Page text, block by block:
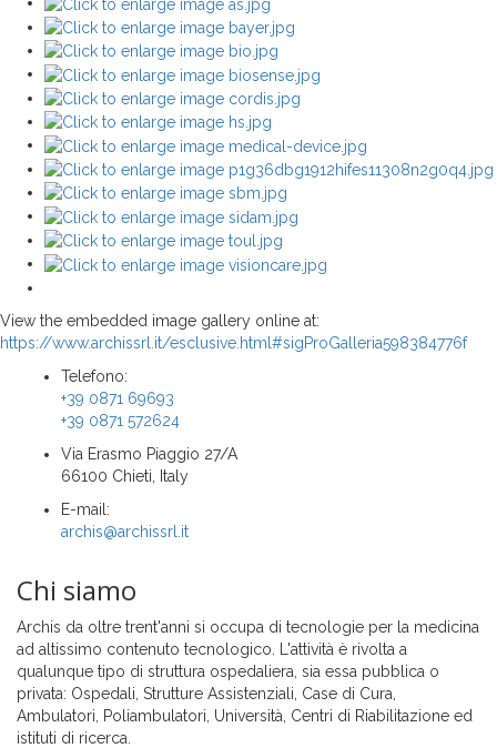
View the embedded image gallery online at:
https://www.archissrl.it/esclusive.html#sigProGalleria598384776f
Telefono:
+39 0871 69693
+39 0871 572624
Via Erasmo Piaggio 27/A
66100 Chieti, Italy
E-mail:
archis@archissrl.it
Chi siamo
Archis da oltre trent'anni si occupa di tecnologie per la medicina
ad altissimo contenuto tecnologico. L'attività è rivolta a
qualunque tipo di struttura ospedaliera, sia essa pubblica o
privata: Ospedali, Strutture Assistenziali, Case di Cura,
Ambulatori, Poliambulatori, Università, Centri di Riabilitazione ed
istituti di ricerca.